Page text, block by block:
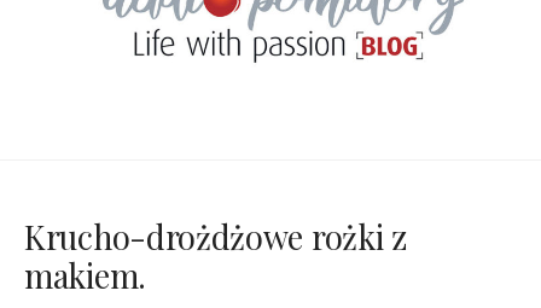
Krucho-drożdżowe rożki z
makiem.